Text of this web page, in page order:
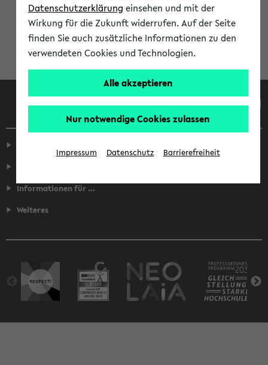
Informationen für ...
Weiteres
Datenschutzerklärung einsehen und mit der
Wirkung für die Zukunft widerrufen. Auf der Seite
finden Sie auch zusätzliche Informationen zu den
verwendeten Cookies und Technologien.
Alle akzeptieren
Nur notwendige Cookies zulassen
Impressum Datenschutz Barrierefreiheit